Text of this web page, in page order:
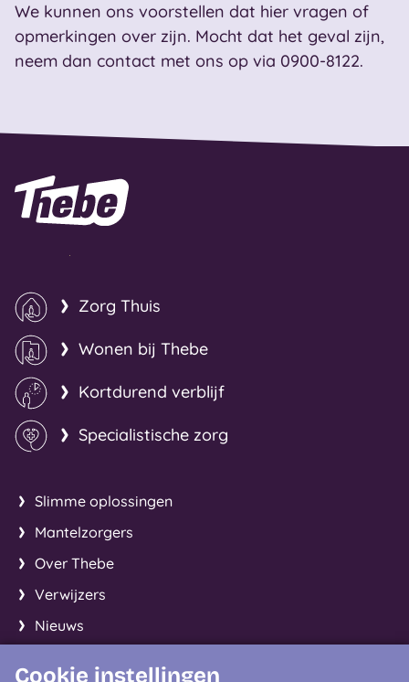
Cookie instellingen
We kunnen ons voorstellen dat hier vragen of
opmerkingen over zijn. Mocht dat het geval zijn,
neem dan contact met ons op via 0900-8122.
Naar homepage
Zorg Thuis
Wonen bij Thebe
Kortdurend verblijf
Specialistische zorg
Slimme oplossingen
Mantelzorgers
Over Thebe
Verwijzers
Nieuws